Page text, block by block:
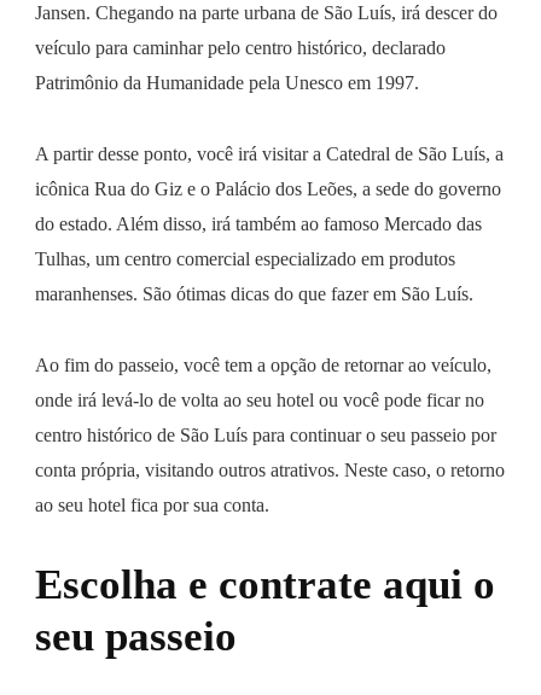
Jansen. Chegando na parte urbana de São Luís, irá descer do
veículo para caminhar pelo centro histórico, declarado
Patrimônio da Humanidade pela Unesco em 1997.
A partir desse ponto, você irá visitar a Catedral de São Luís, a
icônica Rua do Giz e o Palácio dos Leões, a sede do governo
do estado. Além disso, irá também ao famoso Mercado das
Tulhas, um centro comercial especializado em produtos
maranhenses. São ótimas dicas do que fazer em São Luís.
Ao fim do passeio, você tem a opção de retornar ao veículo,
onde irá levá-lo de volta ao seu hotel ou você pode ficar no
centro histórico de São Luís para continuar o seu passeio por
conta própria, visitando outros atrativos. Neste caso, o retorno
ao seu hotel fica por sua conta.
Escolha e contrate aqui o
seu passeio